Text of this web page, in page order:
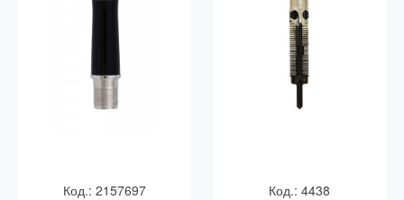
Код.: 2157697
Код.: 4438